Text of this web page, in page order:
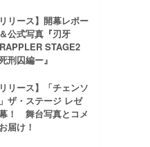
リリース】開幕レポー
公式写真『刃牙
STAGE2
刑囚編ー』
リリース】「チェンソ
ザ・ステージ レゼ
！ 舞台写真とコメ
届け！